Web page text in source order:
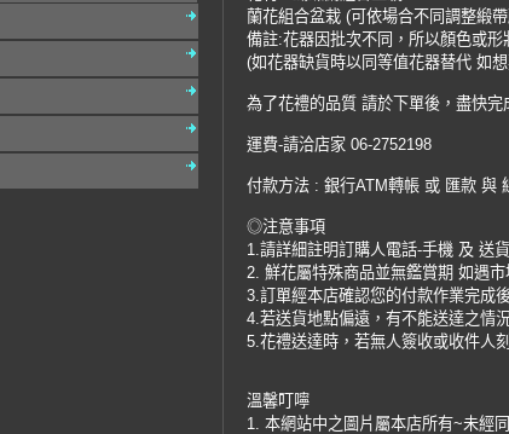
蘭花組合盆栽 (可依場合不同調整緞
備註:花器因批次不同，所以顏色或形
(如花器缺貨時以同等值花器替代 如
為了花禮的品質 請於下單後，盡快完
運費-請洽店家 06-2752198
付款方法 : 銀行ATM轉帳 或 匯款 與
◎注意事項
1.請詳細註明訂購人電話-手機 及 送
2. 鮮花屬特殊商品並無鑑賞期 如遇
3.訂單經本店確認您的付款作業完成
4.若送貨地點偏遠，有不能送達之情
5.花禮送達時，若無人簽收或收件人
溫馨叮嚀
1. 本網站中之圖片屬本店所有~未經